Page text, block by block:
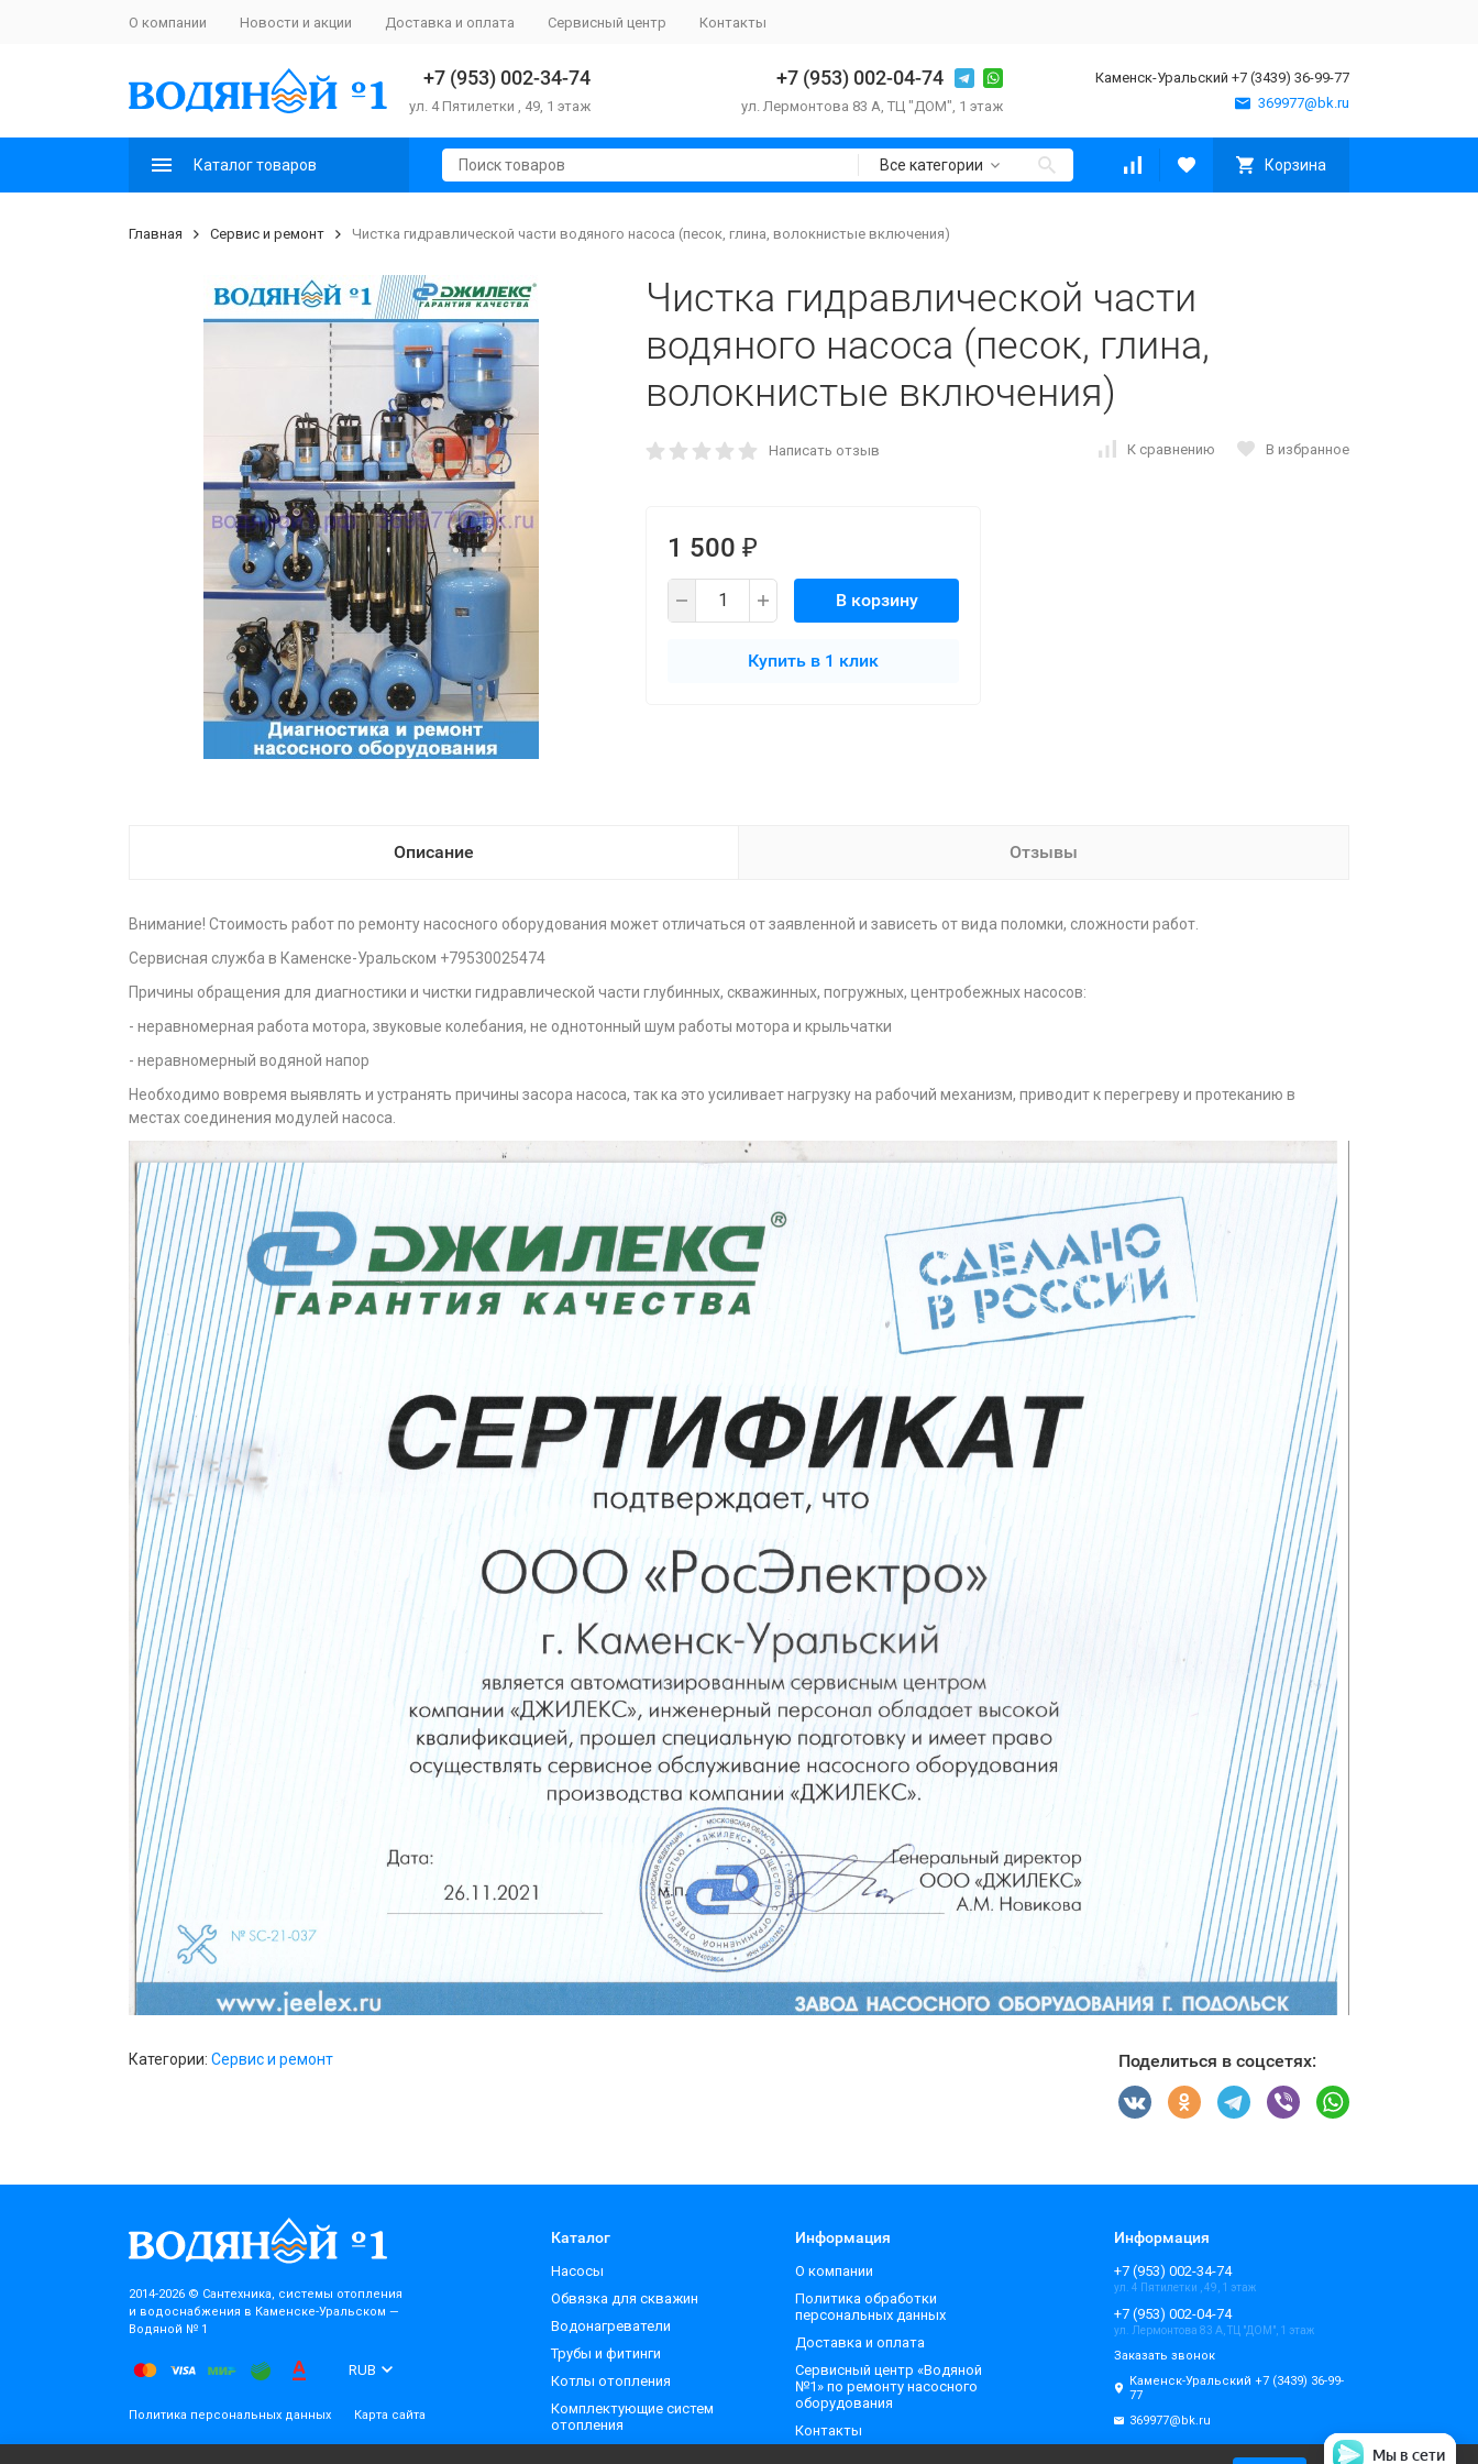
О компании Новости и акции Доставка и оплата Сервисный центр Контакты
+7 (953) 002-34-74
ул. 4 Пятилетки , 49, 1 этаж
+7 (953) 002-04-74
ул. Лермонтова 83 А, ТЦ "ДОМ", 1 этаж
Каменск-Уральский +7 (3439) 36-99-77
369977@bk.ru
Каталог товаров Все категории Корзина
Главная Сервис и ремонт Чистка гидравлической части водяного насоса (песок, глина, волокнистые включения)
Чистка гидравлической части
водяного насоса (песок, глина,
волокнистые включения)
Написать отзыв К сравнению В избранное
1 500 ₽
В корзину
Купить в 1 клик
Описание Отзывы
Внимание! Стоимость работ по ремонту насосного оборудования может отличаться от заявленной и зависеть от вида поломки, сложности работ.
Сервисная служба в Каменске-Уральском +79530025474
Причины обращения для диагностики и чистки гидравлической части глубинных, скважинных, погружных, центробежных насосов:
- неравномерная работа мотора, звуковые колебания, не однотонный шум работы мотора и крыльчатки
- неравномерный водяной напор
Необходимо вовремя выявлять и устранять причины засора насоса, так ка это усиливает нагрузку на рабочий механизм, приводит к перегреву и протеканию в
местах соединения модулей насоса.
Категории: Сервис и ремонт Поделиться в соцсетях:
2014-2026 © Cантехника, системы отопления
и водоснабжения в Каменске-Уральском —
Водяной № 1
RUB
Политика персональных данных Карта сайта
Каталог
Насосы
Обвязка для скважин
Водонагреватели
Трубы и фитинги
Котлы отопления
Комплектующие систем
отопления
Информация
О компании
Политика обработки
персональных данных
Доставка и оплата
Сервисный центр «Водяной
№1» по ремонту насосного
оборудования
Контакты
Информация
+7 (953) 002-34-74
ул. 4 Пятилетки , 49, 1 этаж
+7 (953) 002-04-74
ул. Лермонтова 83 А, ТЦ "ДОМ", 1 этаж
Заказать звонок
Каменск-Уральский +7 (3439) 36-99-
77
369977@bk.ru
Мы в сети